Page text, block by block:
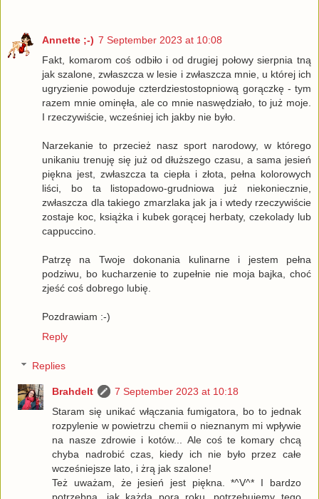
Annette ;-) 7 September 2023 at 10:08
Fakt, komarom coś odbiło i od drugiej połowy sierpnia tną
jak szalone, zwłaszcza w lesie i zwłaszcza mnie, u której ich
ugryzienie powoduje czterdziestostopniową gorączkę - tym
razem mnie ominęła, ale co mnie naswędziało, to już moje.
I rzeczywiście, wcześniej ich jakby nie było.
Narzekanie to przecież nasz sport narodowy, w którego
unikaniu trenuję się już od dłuższego czasu, a sama jesień
piękna jest, zwłaszcza ta ciepła i złota, pełna kolorowych
liści, bo ta listopadowo-grudniowa już niekoniecznie,
zwłaszcza dla takiego zmarzlaka jak ja i wtedy rzeczywiście
zostaje koc, książka i kubek gorącej herbaty, czekolady lub
cappuccino.
Patrzę na Twoje dokonania kulinarne i jestem pełna
podziwu, bo kucharzenie to zupełnie nie moja bajka, choć
zjeść coś dobrego lubię.
Pozdrawiam :-)
Reply
Replies
Brahdelt
7 September 2023 at 10:18
Staram się unikać włączania fumigatora, bo to jednak
rozpylenie w powietrzu chemii o nieznanym mi wpływie
na nasze zdrowie i kotów... Ale coś te komary chcą
chyba nadrobić czas, kiedy ich nie było przez całe
wcześniejsze lato, i żrą jak szalone!
Też uważam, że jesień jest piękna. *^V^* I bardzo